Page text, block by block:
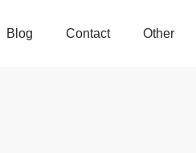
Blog Contact Other